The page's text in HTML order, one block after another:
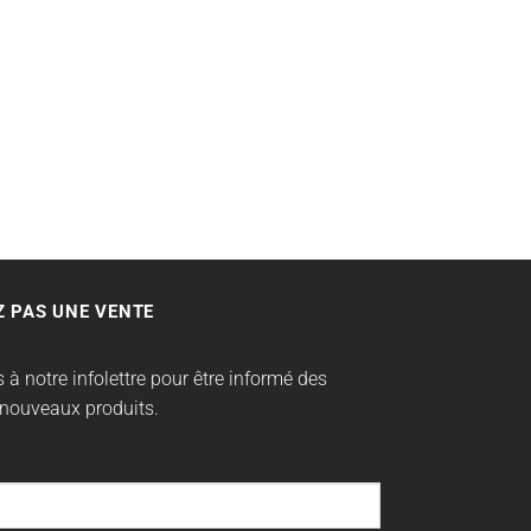
PAS UNE VENTE
à notre infolettre pour être informé des
produits.